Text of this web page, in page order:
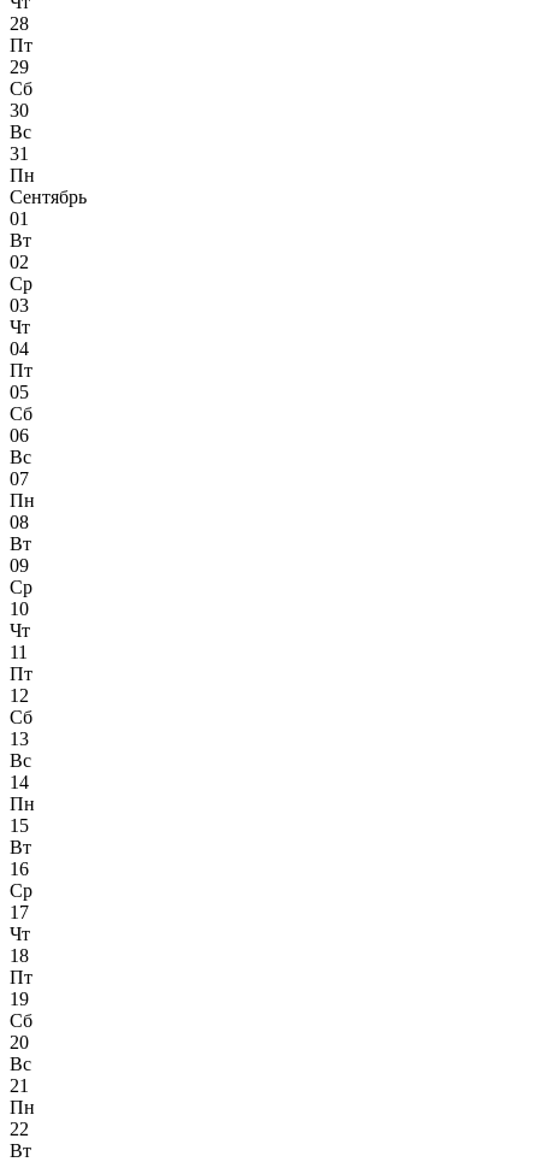
28
Пт
29
Сб
30
Вс
31
Пн
Сентябрь
01
Вт
02
Ср
03
Чт
04
Пт
05
Сб
06
Вс
07
Пн
08
Вт
09
Ср
10
Чт
11
Пт
12
Сб
13
Вс
14
Пн
15
Вт
16
Ср
17
Чт
18
Пт
19
Сб
20
Вс
21
Пн
22
Вт